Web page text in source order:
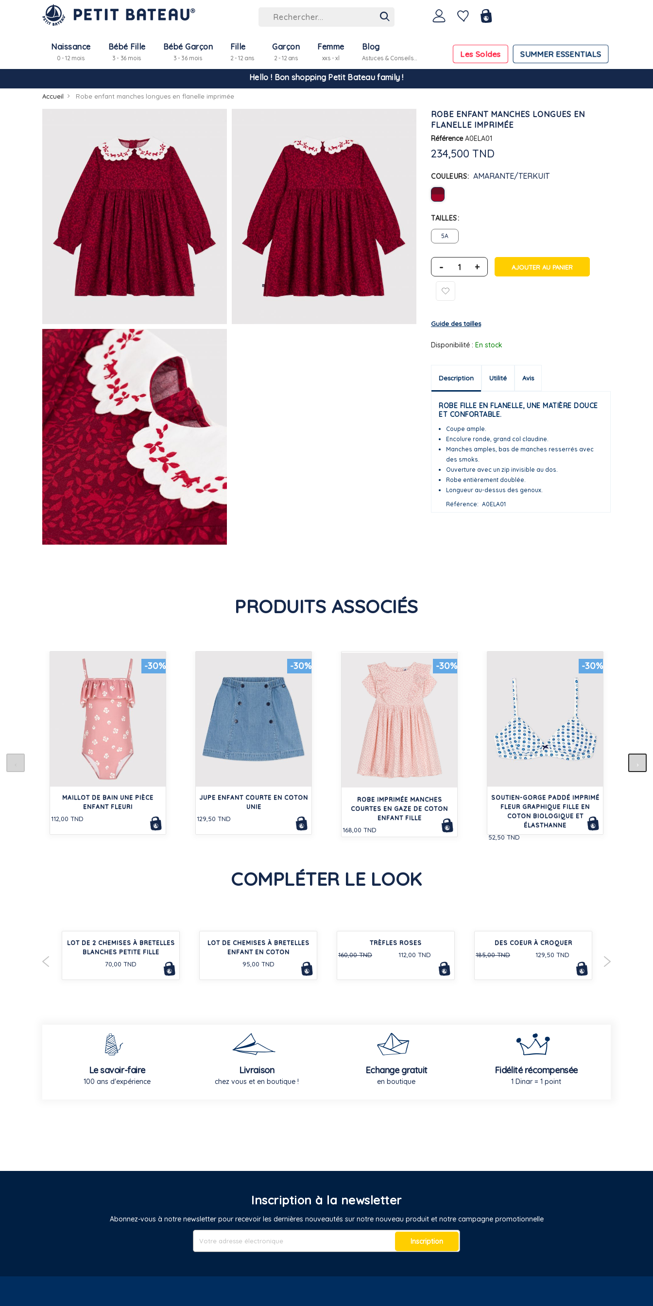
Naissance
0 - 12 mois
Bébé Fille
3 - 36 mois
Bébé Garçon
3 - 36 mois
Fille
2 - 12 ans
Garçon
2 - 12 ans
Femme
xxs - xl SUMMER ESSENTIALS
Les Soldes
Blog
Astuces & Conseils...
Hello ! Bon shopping Petit Bateau family !
La livraison est assurée partout en Tunisie !
-10% pour tout paiement par carte bancaire (hors promo)
Accueil Robe enfant manches longues en flanelle imprimée
ROBE ENFANT MANCHES LONGUES EN
FLANELLE IMPRIMÉE
Référence A0ELA01
234,500 TND
COULEURS AMARANTE/TERKUIT
TAILLES
5A
- + AJOUTER AU PANIER
Guide des tailles
Disponibilité : En stock
Description Utilité Avis
ROBE FILLE EN FLANELLE, UNE MATIÈRE DOUCE
ET CONFORTABLE.
Coupe ample.
Encolure ronde, grand col claudine.
Manches amples, bas de manches resserrés avec
des smoks.
Ouverture avec un zip invisible au dos.
Robe entièrement doublée.
Longueur au-dessus des genoux.
Référence
A0ELA01
PRODUITS ASSOCIÉS
-30%
MAILLOT DE BAIN UNE PIÈCE
ENFANT FLEURI
112,00 TND
-30%
JUPE ENFANT COURTE EN COTON
UNIE
129,50 TND
-30%
ROBE IMPRIMÉE MANCHES
COURTES EN GAZE DE COTON
ENFANT FILLE
168,00 TND
-30%
SOUTIEN-GORGE PADDÉ IMPRIMÉ
FLEUR GRAPHIQUE FILLE EN
COTON BIOLOGIQUE ET
ÉLASTHANNE
52,50 TND
COMPLÉTER LE LOOK
LOT DE 2 CHEMISES À BRETELLES
BLANCHES PETITE FILLE
70,00 TND
LOT DE CHEMISES À BRETELLES
ENFANT EN COTON
95,00 TND
TRÈFLES ROSES
112,00 TND
160,00 TND
DES COEUR À CROQUER
129,50 TND
185,00 TND
Le savoir-faire
100 ans d'expérience
Livraison
chez vous et en boutique !
Echange gratuit
en boutique
Fidélité récompensée
1 Dinar = 1 point
Inscription à la newsletter
Abonnez-vous à notre newsletter pour recevoir les dernières nouveautés sur notre nouveau produit et notre campagne promotionnelle
Inscription